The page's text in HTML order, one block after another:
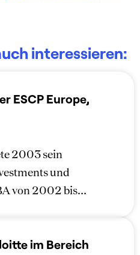
interessieren:
ESCP Europe,
2003 sein
und
von 2002 bis…
im Bereich